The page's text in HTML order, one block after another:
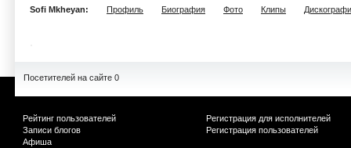
Sofi Mkheyan: Профиль Биография Фото Клипы
Посетителей на сайте 0
Рейтинг пользователей
Записи блогов
Афиша
Регистрация для исполнителей
Регистрация пользователей